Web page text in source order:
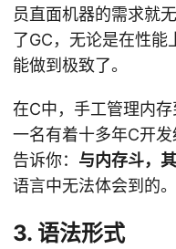
员直面机器的需求就
了GC，无论是在性能
能做到极致了。
在C中，手工管理内
一名有着十多年C开
告诉你： 与内存斗，
语言中无法体会到的。
3. 语法形式